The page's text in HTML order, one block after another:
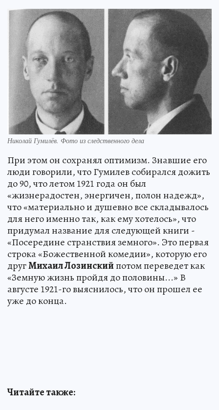
Николай Гумилёв. Фото из следственного дела
При этом он сохранял оптимизм. Знавшие его
люди говорили, что Гумилев собирался дожить
до 90, что летом 1921 года он был
«жизнерадостен, энергичен, полон надежд»,
что «материально и душевно все складывалось
для него именно так, как ему хотелось», что
придумал название для следующей книги -
«Посередине странствия земного». Это первая
строка «Божественной комедии», которую его
другМихаил Лозинскийпотом переведет как
«Земную жизнь пройдя до половины...» В
августе 1921-го выяснилось, что он прошел ее
уже до конца.
Читайте также: